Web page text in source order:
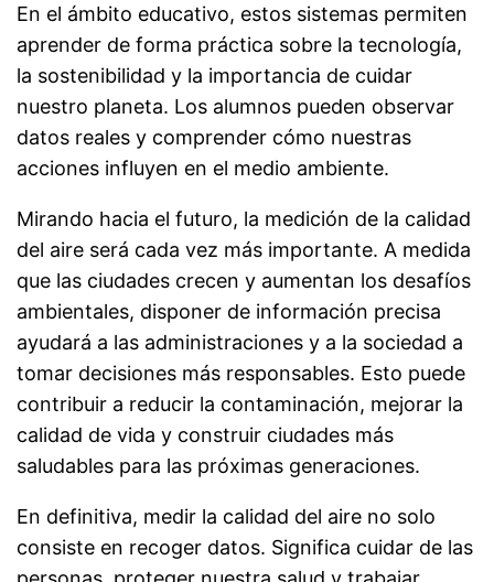
En el ámbito educativo, estos sistemas permiten
aprender de forma práctica sobre la tecnología,
la sostenibilidad y la importancia de cuidar
nuestro planeta. Los alumnos pueden observar
datos reales y comprender cómo nuestras
acciones influyen en el medio ambiente.
Mirando hacia el futuro, la medición de la calidad
del aire será cada vez más importante. A medida
que las ciudades crecen y aumentan los desafíos
ambientales, disponer de información precisa
ayudará a las administraciones y a la sociedad a
tomar decisiones más responsables. Esto puede
contribuir a reducir la contaminación, mejorar la
calidad de vida y construir ciudades más
saludables para las próximas generaciones.
En definitiva, medir la calidad del aire no solo
consiste en recoger datos. Significa cuidar de las